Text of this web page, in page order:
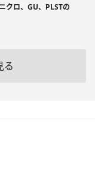
クロ、GU、PLSTの
る